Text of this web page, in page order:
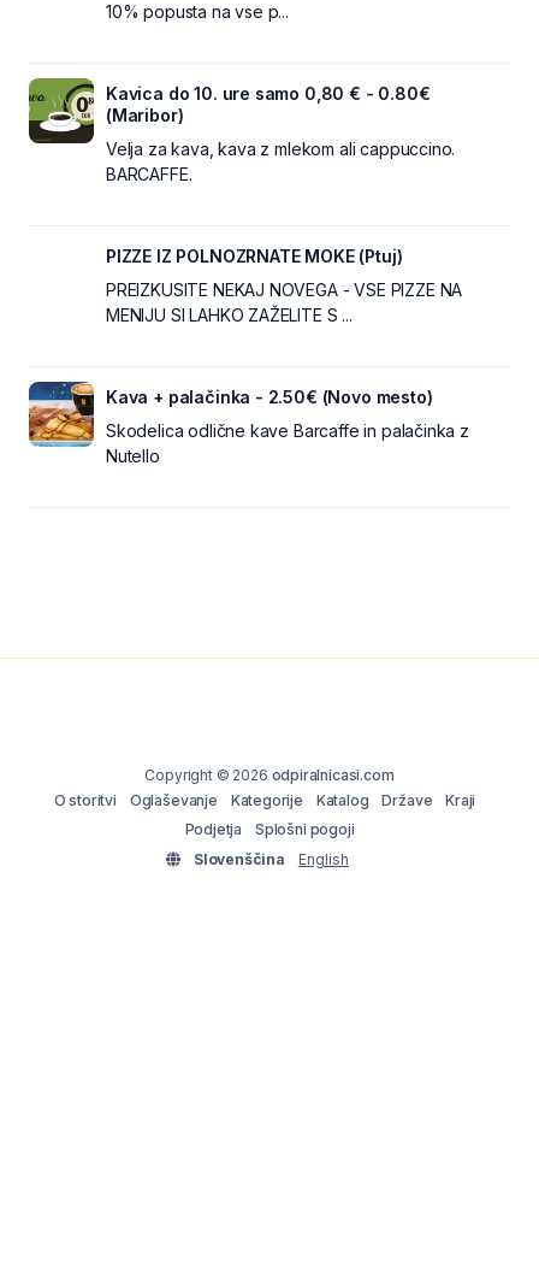
10% popusta na vse p...
Kavica do 10. ure samo 0,80 € - 0.80€
(Maribor)
Velja za kava, kava z mlekom ali cappuccino.
BARCAFFE.
PIZZE IZ POLNOZRNATE MOKE (Ptuj)
PREIZKUSITE NEKAJ NOVEGA - VSE PIZZE NA
MENIJU SI LAHKO ZAŽELITE S ...
Kava + palačinka - 2.50€ (Novo mesto)
Skodelica odlične kave Barcaffe in palačinka z
Nutello
Copyright © 2026 odpiralnicasi.com
O storitvi
Oglaševanje Kategorije Katalog Države
Kraji
Podjetja
Splošni pogoji
Slovenščina
English